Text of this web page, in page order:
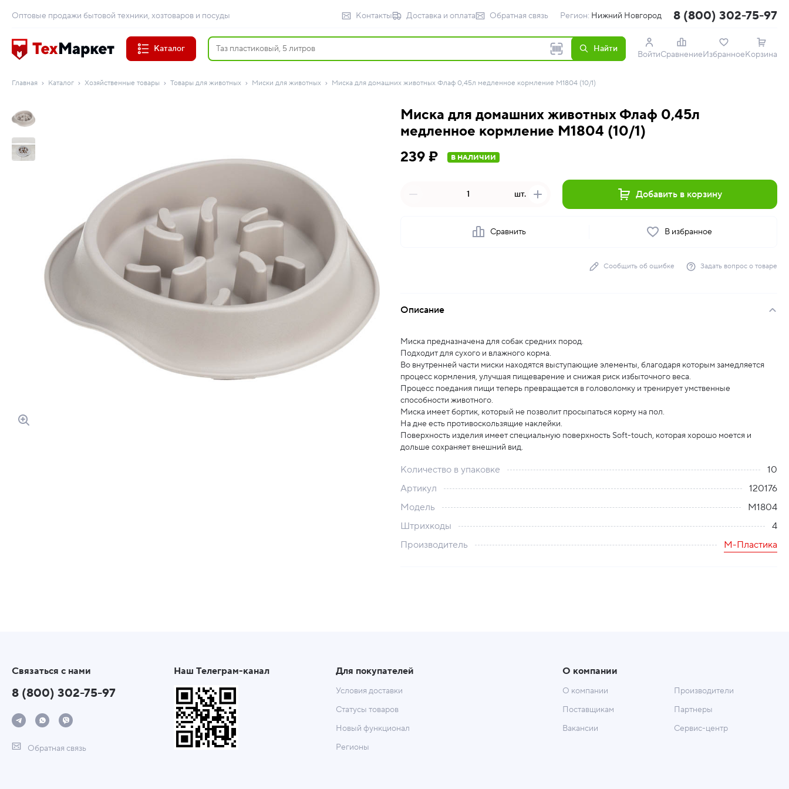
Оптовые продажи бытовой техники, хозтоваров и посуды Контакты Доставка и оплата Обратная связь Регион: Нижний Новгород 8 (800) 302-75-97
Каталог Найти
ВойтиСравнениеИзбранноеКорзина
Главная Каталог Хозяйственные товары Товары для животных Миски для животных Миска для домашних животных Флаф 0,45л медленное кормление М1804 (10/1)
Миска для домашних животных Флаф 0,45л
медленное кормление М1804 (10/1)
239 ₽
В НАЛИЧИИ
шт. Добавить в корзину
Сравнить В избранное
Сообщить об ошибке Задать вопрос о товаре
Описание
Миска предназначена для собак средних пород.
Подходит для сухого и влажного корма.
Во внутренней части миски находятся выступающие элементы, благодаря которым замедляется
процесс кормления, улучшая пищеварение и снижая риск избыточного веса.
Процесс поедания пищи теперь превращается в головоломку и тренирует умственные
способности животного.
Миска имеет бортик, который не позволит просыпаться корму на пол.
На дне есть противоскользящие наклейки.
Поверхность изделия имеет специальную поверхность Soft-touch, которая хорошо моется и
дольше сохраняет внешний вид.
Количество в упаковке
10
Артикул
120176
Модель
М1804
Штрихкоды
4
Производитель
М-Пластика
Связаться с нами
8 (800) 302-75-97
Обратная связь
Наш Телеграм-канал Для покупателей
Условия доставки
Статусы товаров
Новый функционал
Регионы
О компании
О компании
Поставщикам
Вакансии
Производители
Партнеры
Сервис-центр